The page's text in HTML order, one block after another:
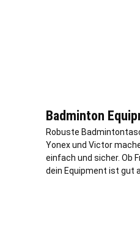
Badminton
Robuste
Yonex und Victor
einfach und sicher. Ob
dein Equipment ist gut